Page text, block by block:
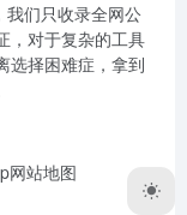
们只收录全网公
，对于复杂的工具
选择困难症，拿到
网站地图